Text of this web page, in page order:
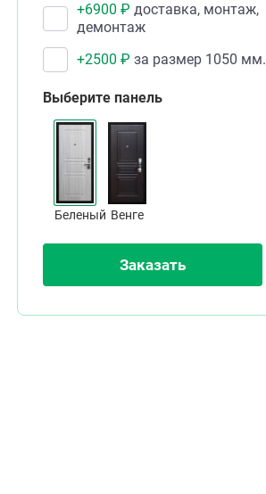
+6900 ₽ доставка, монтаж,
демонтаж
+2500 ₽ за размер 1050 мм.
Выберите панель
Беленый Венге
Заказать